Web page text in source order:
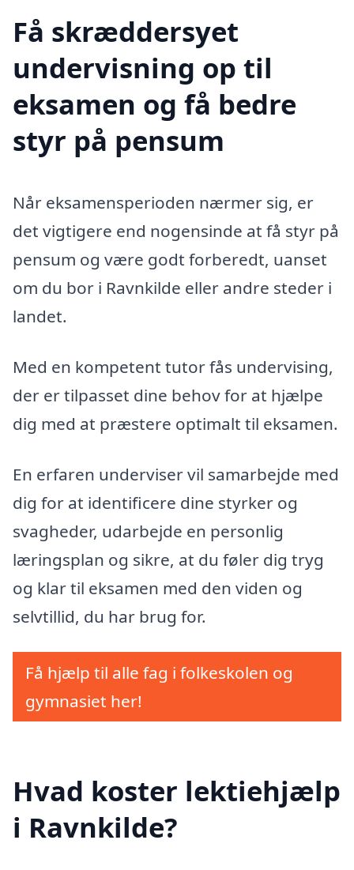
Få skræddersyet
undervisning op til
eksamen og få bedre
styr på pensum
Når eksamensperioden nærmer sig, er
det vigtigere end nogensinde at få styr på
pensum og være godt forberedt, uanset
om du bor i Ravnkilde eller andre steder i
landet.
Med en kompetent tutor fås undervising,
der er tilpasset dine behov for at hjælpe
dig med at præstere optimalt til eksamen.
En erfaren underviser vil samarbejde med
dig for at identificere dine styrker og
svagheder, udarbejde en personlig
læringsplan og sikre, at du føler dig tryg
og klar til eksamen med den viden og
selvtillid, du har brug for.
Få hjælp til alle fag i folkeskolen og
gymnasiet her!
Hvad koster lektiehjælp
i Ravnkilde?